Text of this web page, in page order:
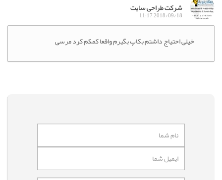
شرکت طراحی سایت
2018/09/18 11:17
خیلی احتیاج داشتم بکاپ بگیرم واقعا کمکم کرد مرسی